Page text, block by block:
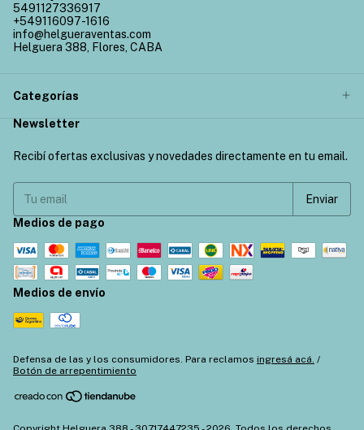
5491127336917
+549116097-1616
info@helgueraventas.com
Helguera 388, Flores, CABA
Categorías
Newsletter
Recibí ofertas exclusivas y novedades directamente en tu email.
Medios de pago
Medios de envío
Defensa de las y los consumidores. Para reclamos ingresá acá. /
Botón de arrepentimiento